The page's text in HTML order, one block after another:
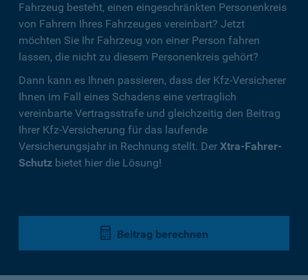
Fahrzeug besteht, einen eingeschränkten Personenkreis
von Fahrern Ihres Fahrzeuges vereinbart? Jetzt
möchten Sie Ihr Fahrzeug von einer Person fahren
lassen, die nicht zu diesem Personenkreis gehört?
Dann kann es Ihnen passieren, dass der Kfz-Versicherer
Ihnen im Fall eines Schadens eine vertraglich
vereinbarte Vertragsstrafe und gleichzeitig den Beitrag
Ihrer Kfz-Versicherung für das laufende
Versicherungsjahr in Rechnung stellt. Der Xtra-Fahrer-
Schutz bietet hier die Lösung!
Beitrag berechnen